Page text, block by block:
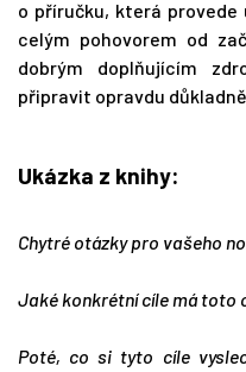
o příručku, která provede
celým pohovorem od
dobrým doplňujícím
připravit opravdu
Ukázka z knihy:
Chytré otázky pro vašeho
Jaké konkrétní cíle má toto
Poté, co si tyto cíle